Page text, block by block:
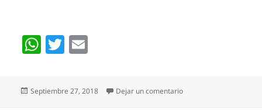
W
at
s
T
itt
er
ai
l
Publicado
Septiembre 27, 2018 Dejar un comentarioen ATRASO DE